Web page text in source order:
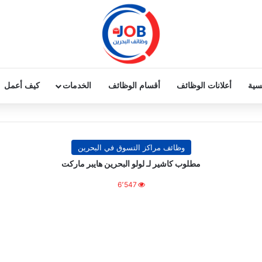
أعلانات الوظائف أقسام الوظائف الخدمات كيف أعمل
وظائف مراكز التسوق في البحرين
مطلوب كاشير لـ لولو البحرين هايبر ماركت
6٬547